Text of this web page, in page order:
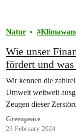
Natur
Wie unser
fördert und
Schutz der
Wir kennen die
Umwelt weltweit
Zeugen dieser
Greenpeace
23 February 2024